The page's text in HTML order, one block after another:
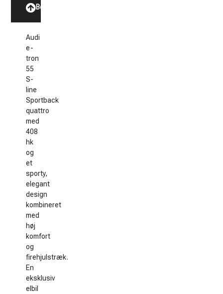
Beskrivelse
Audi
e-
tron
55
S-
line
Sportback
quattro
med
408
hk
og
et
sporty,
elegant
design
kombineret
med
høj
komfort
og
firehjulstræk.
En
eksklusiv
elbil